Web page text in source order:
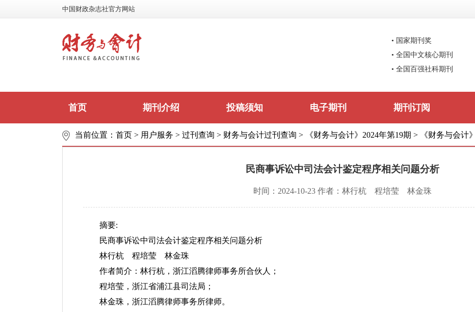
中国财政杂志社官方网站
• 国家期刊奖
• 全国中文核心期刊
• 全国百强社科期刊
首页 期刊介绍 投稿须知 电子期刊 期刊订阅
当前位置： 首页 > 用户服务 > 过刊查询 > 财务与会计过刊查询 > 《财务与会计》2024年第19期 > 《财务与会计
民商事诉讼中司法会计鉴定程序相关问题分析
时间：2024-10-23 作者：林行杭 程培莹 林金珠
摘要:
民商事诉讼中司法会计鉴定程序相关问题分析
林行杭 程培莹 林金珠
作者简介：林行杭，浙江滔腾律师事务所合伙人；
程培莹，浙江省浦江县司法局；
林金珠，浙江滔腾律师事务所律师。